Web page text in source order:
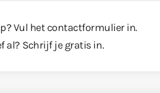
Vul het contactformulierin.
al? Schrijf je gratis in.